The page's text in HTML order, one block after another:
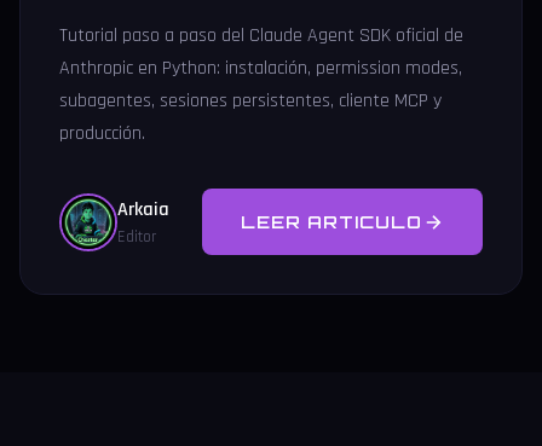
Tutorial paso a paso del Claude Agent SDK oficial de
Anthropic en Python: instalación, permission modes,
subagentes, sesiones persistentes, cliente MCP y
producción.
Arkaia
Editor
LEER ARTICULO